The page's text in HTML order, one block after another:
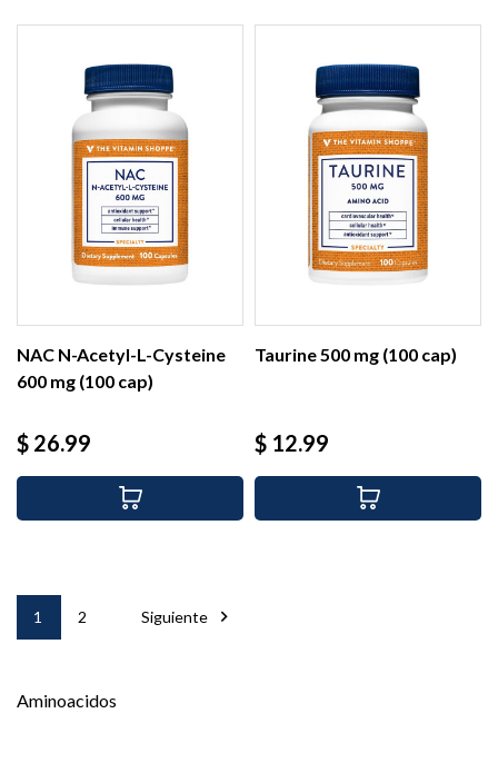
NAC N-Acetyl-L-Cysteine
600 mg (100 cap)
Precio
$ 26.99
Taurine 500 mg (100 cap)
Precio
$ 12.99
1 2 Siguiente 
Aminoacidos